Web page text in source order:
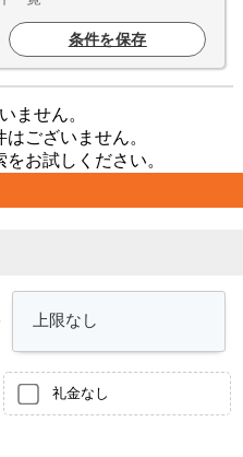
条件を保存
ません。
ございません。
お試しください。
礼金なし